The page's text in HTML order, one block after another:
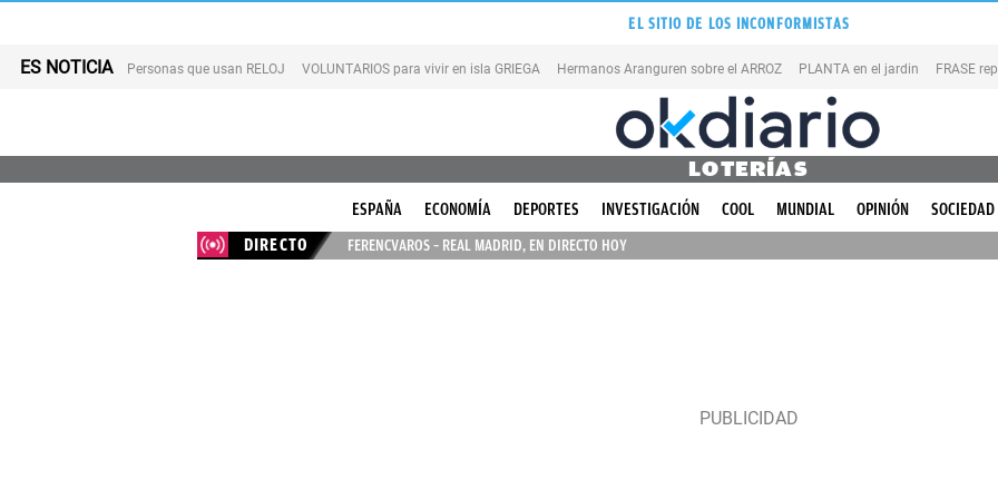
EL SITIO DE LOS INCONFORMISTAS
ES NOTICIA Personas que usan RELOJ VOLUNTARIOS para vivir en isla GRIEGA Hermanos Aranguren sobre el ARROZ PLANTA en el jardin FRASE
LOTERÍAS
ESPAÑA ECONOMÍA DEPORTES INVESTIGACIÓN COOL MUNDIAL OPINIÓN SOCIEDAD
DIRECTO
FERENCVAROS – REAL MADRID, EN DIRECTO HOY